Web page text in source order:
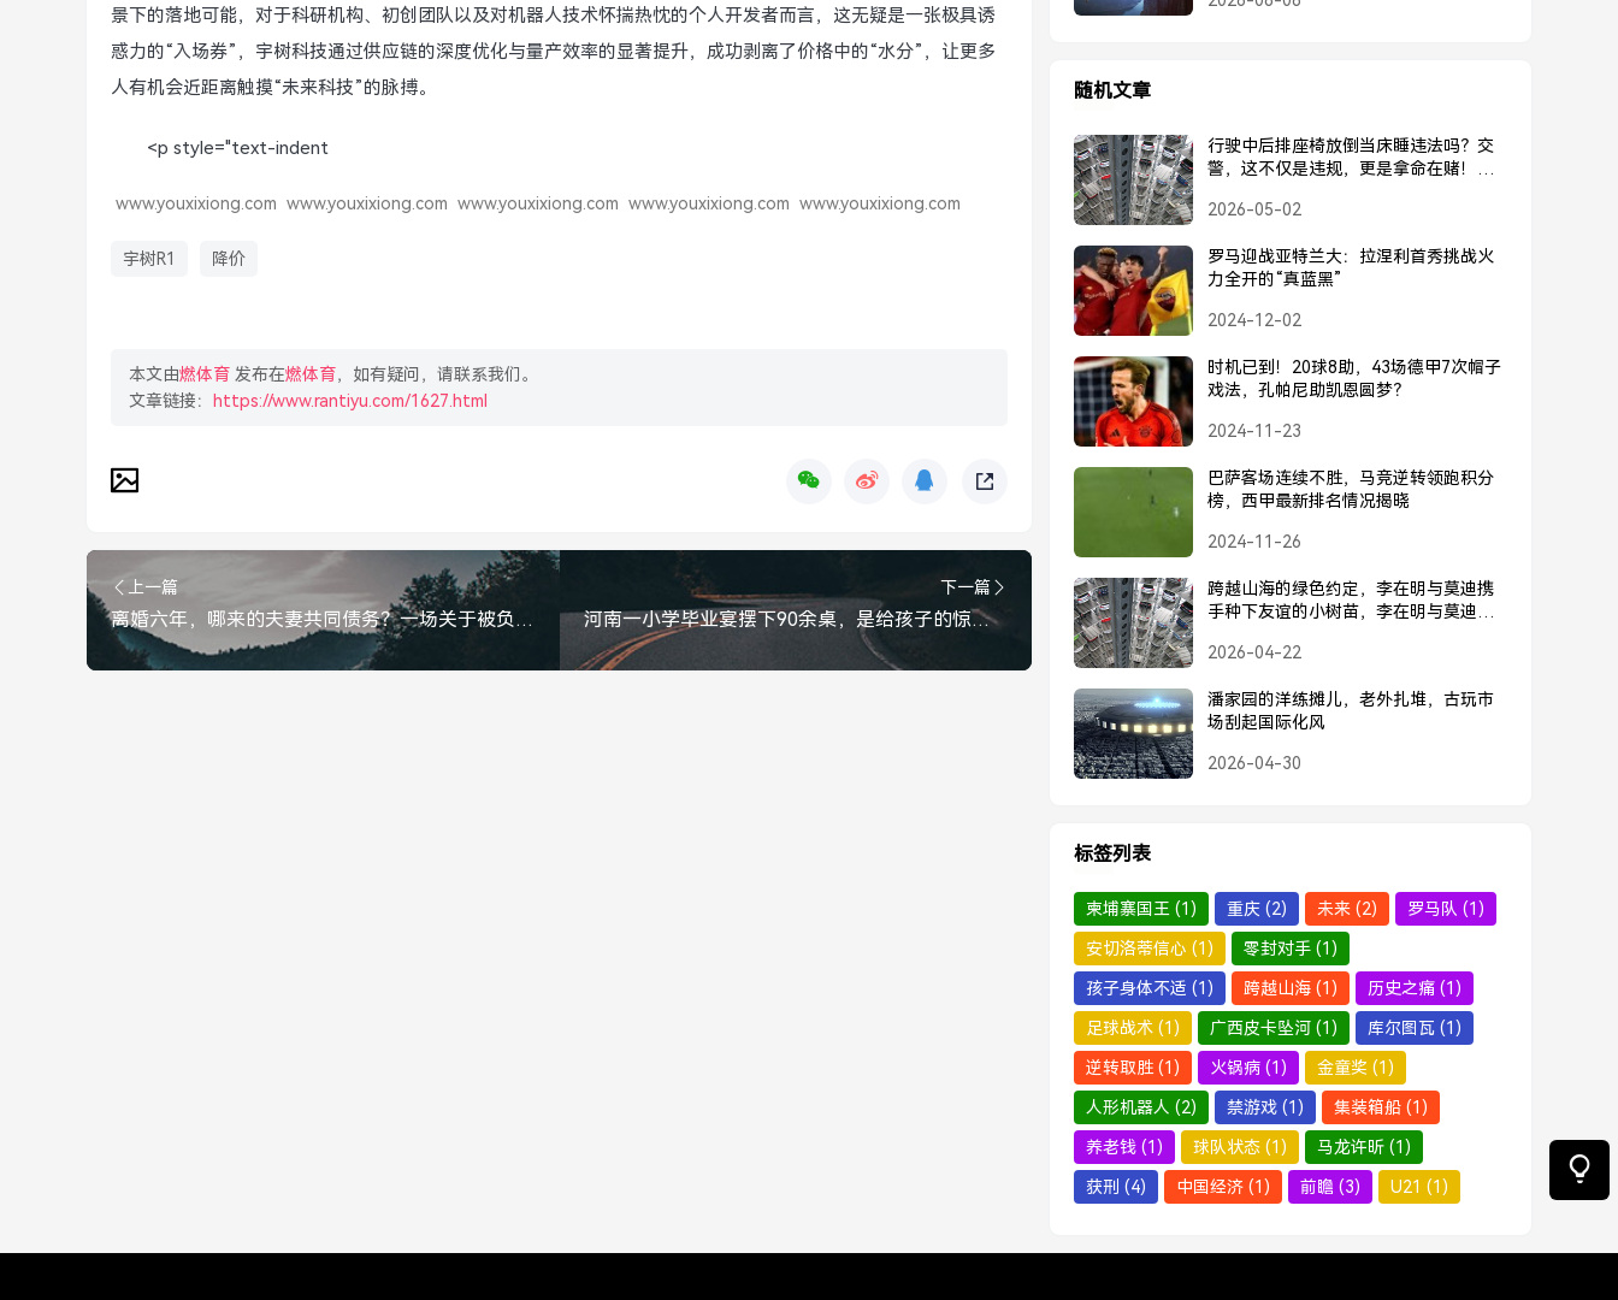
景下的落地可能，对于科研机构、初创团队以及对机器人技术怀揣热忱的个人开发者而言，这无疑是一张极具诱
惑力的“入场券”，宇树科技通过供应链的深度优化与量产效率的显著提升，成功剥离了价格中的“水分”，让更多
人有机会近距离触摸“未来科技”的脉搏。
<p style="text-indent
www.youxixiong.com www.youxixiong.com www.youxixiong.com www.youxixiong.com www.youxixiong.com
宇树R1 降价
本文由燃体育 发布在燃体育，如有疑问，请联系我们。
文章链接：
https://www.rantiyu.com/1627.html
上一篇
离婚六年，哪来的夫妻共同债务？一场关于被负债的法律博弈，离婚六年惊现共同债务，一场关于被负债的法律博弈
下一篇
河南一小学毕业宴摆下90余桌，是给孩子的惊喜，还是教育资源的浪费？河南一小学毕业宴摆下90余桌，是给孩子惊喜还是教育资源的浪费？
随机文章
行驶中后排座椅放倒当床睡违法吗？交
警，这不仅是违规，更是拿命在赌！行
警，这不仅是违规，更是拿命在赌！
2026-05-02
罗马迎战亚特兰大：拉涅利首秀挑战火
力全开的“真蓝黑”
2024-12-02
时机已到！20球8助，43场德甲7次帽子
戏法，孔帕尼助凯恩圆梦？
2024-11-23
巴萨客场连续不胜，马竞逆转领跑积分
榜，西甲最新排名情况揭晓
2024-11-26
跨越山海的绿色约定，李在明与莫迪携
手种下友谊的小树苗，李在明与莫迪携
约定
2026-04-22
潘家园的洋练摊儿，老外扎堆，古玩市
场刮起国际化风
2026-04-30
标签列表
柬埔寨国王 (1) 重庆 (2) 未来 (2) 罗马队 (1)
安切洛蒂信心 (1) 零封对手 (1)
孩子身体不适 (1) 跨越山海 (1) 历史之痛 (1)
足球战术 (1) 广西皮卡坠河 (1) 库尔图瓦 (1)
逆转取胜 (1) 火锅病 (1) 金童奖 (1)
人形机器人 (2) 禁游戏 (1) 集装箱船 (1)
养老钱 (1) 球队状态 (1) 马龙许昕 (1)
获刑 (4) 中国经济 (1) 前瞻 (3) U21 (1)